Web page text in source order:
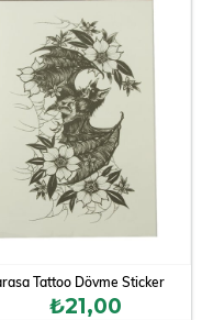
Tattoo Dövme Sticker
₺21,00